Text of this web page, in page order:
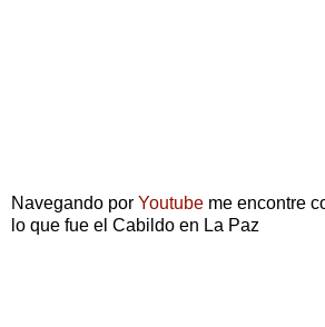
Navegando por Youtube me encontre
lo que fue el Cabildo en La Paz